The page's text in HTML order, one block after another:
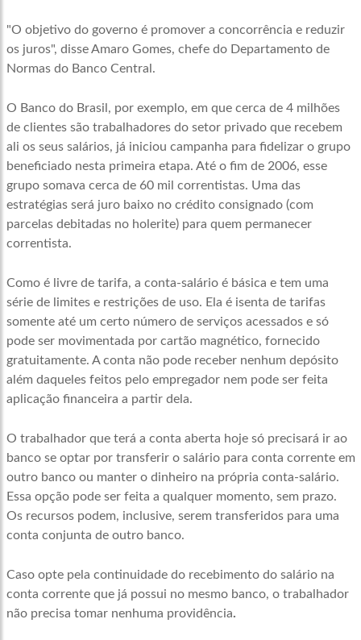
"O objetivo do governo é promover a concorrência e reduzir
os juros", disse Amaro Gomes, chefe do Departamento de
Normas do Banco Central.
O Banco do Brasil, por exemplo, em que cerca de 4 milhões
de clientes são trabalhadores do setor privado que recebem
ali os seus salários, já iniciou campanha para fidelizar o grupo
beneficiado nesta primeira etapa. Até o fim de 2006, esse
grupo somava cerca de 60 mil correntistas. Uma das
estratégias será juro baixo no crédito consignado (com
parcelas debitadas no holerite) para quem permanecer
correntista.
Como é livre de tarifa, a conta-salário é básica e tem uma
série de limites e restrições de uso. Ela é isenta de tarifas
somente até um certo número de serviços acessados e só
pode ser movimentada por cartão magnético, fornecido
gratuitamente. A conta não pode receber nenhum depósito
além daqueles feitos pelo empregador nem pode ser feita
aplicação financeira a partir dela.
O trabalhador que terá a conta aberta hoje só precisará ir ao
banco se optar por transferir o salário para conta corrente em
outro banco ou manter o dinheiro na própria conta-salário.
Essa opção pode ser feita a qualquer momento, sem prazo.
Os recursos podem, inclusive, serem transferidos para uma
conta conjunta de outro banco.
Caso opte pela continuidade do recebimento do salário na
conta corrente que já possui no mesmo banco, o trabalhador
não precisa tomar nenhuma providência.